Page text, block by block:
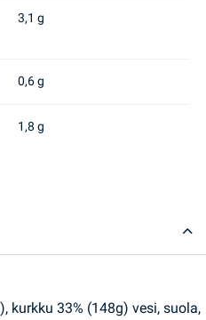
3,1 g
0,6 g
1,8 g
kurkku 33% (148g) vesi, suola,